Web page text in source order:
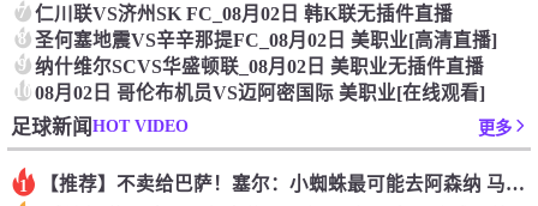
7 仁川联VS济州SK FC_08月02日 韩K联无插件直播
8 圣何塞地震VS辛辛那提FC_08月02日 美职业[高清直播]
9 纳什维尔SCVS华盛顿联_08月02日 美职业无插件直播
1008月02日 哥伦布机员VS迈阿密国际 美职业[在线观看]
足球新闻HOT VIDEO 更多
1 【推荐】不卖给巴萨！塞尔：小蜘蛛最可能去阿森纳 马竞能得到约